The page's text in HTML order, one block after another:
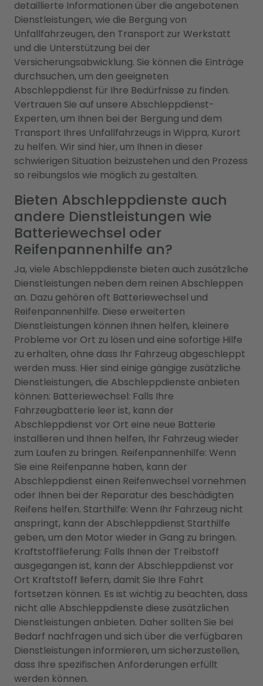
detaillierte Informationen über die angebotenen
Dienstleistungen, wie die Bergung von
Unfallfahrzeugen, den Transport zur Werkstatt
und die Unterstützung bei der
Versicherungsabwicklung. Sie können die Einträge
durchsuchen, um den geeigneten
Abschleppdienst für Ihre Bedürfnisse zu finden.
Vertrauen Sie auf unsere Abschleppdienst-
Experten, um Ihnen bei der Bergung und dem
Transport Ihres Unfallfahrzeugs in Wippra, Kurort
zu helfen. Wir sind hier, um Ihnen in dieser
schwierigen Situation beizustehen und den Prozess
so reibungslos wie möglich zu gestalten.
Bieten Abschleppdienste auch
andere Dienstleistungen wie
Batteriewechsel oder
Reifenpannenhilfe an?
Ja, viele Abschleppdienste bieten auch zusätzliche
Dienstleistungen neben dem reinen Abschleppen
an. Dazu gehören oft Batteriewechsel und
Reifenpannenhilfe. Diese erweiterten
Dienstleistungen können Ihnen helfen, kleinere
Probleme vor Ort zu lösen und eine sofortige Hilfe
zu erhalten, ohne dass Ihr Fahrzeug abgeschleppt
werden muss. Hier sind einige gängige zusätzliche
Dienstleistungen, die Abschleppdienste anbieten
können: Batteriewechsel: Falls Ihre
Fahrzeugbatterie leer ist, kann der
Abschleppdienst vor Ort eine neue Batterie
installieren und Ihnen helfen, Ihr Fahrzeug wieder
zum Laufen zu bringen. Reifenpannenhilfe: Wenn
Sie eine Reifenpanne haben, kann der
Abschleppdienst einen Reifenwechsel vornehmen
oder Ihnen bei der Reparatur des beschädigten
Reifens helfen. Starthilfe: Wenn Ihr Fahrzeug nicht
anspringt, kann der Abschleppdienst Starthilfe
geben, um den Motor wieder in Gang zu bringen.
Kraftstofflieferung: Falls Ihnen der Treibstoff
ausgegangen ist, kann der Abschleppdienst vor
Ort Kraftstoff liefern, damit Sie Ihre Fahrt
fortsetzen können. Es ist wichtig zu beachten, dass
nicht alle Abschleppdienste diese zusätzlichen
Dienstleistungen anbieten. Daher sollten Sie bei
Bedarf nachfragen und sich über die verfügbaren
Dienstleistungen informieren, um sicherzustellen,
dass Ihre spezifischen Anforderungen erfüllt
werden können.